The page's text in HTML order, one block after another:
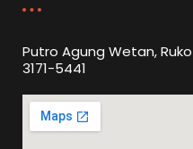
Putro Agung Wetan, Ruko
3171-5441